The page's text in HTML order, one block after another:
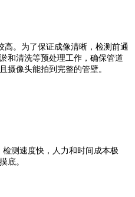
。为了保证成像清晰，检测前通
和清洗等预处理工作，确保管道
摄像头能拍到完整的管壁。
测速度快，人力和时间成本极
底。